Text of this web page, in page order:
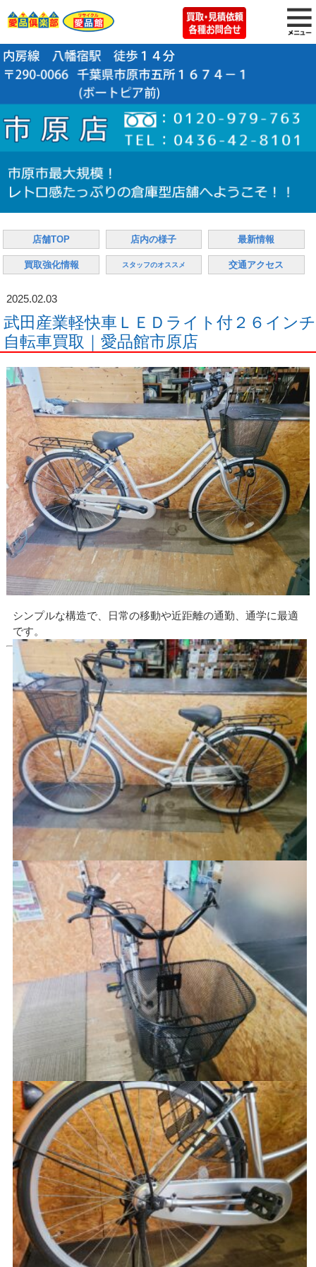
店舗TOP 店内の様子 最新情報
買取強化情報 スタッフのオススメ 交通アクセス
2025.02.03
武田産業軽快車ＬＥＤライト付２６インチ
自転車買取｜愛品館市原店
シンプルな構造で、日常の移動や近距離の通勤、通学に最適
です。